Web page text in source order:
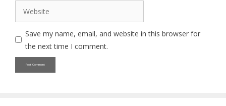
Save my name, email, and website in this browser for
the next time I comment.